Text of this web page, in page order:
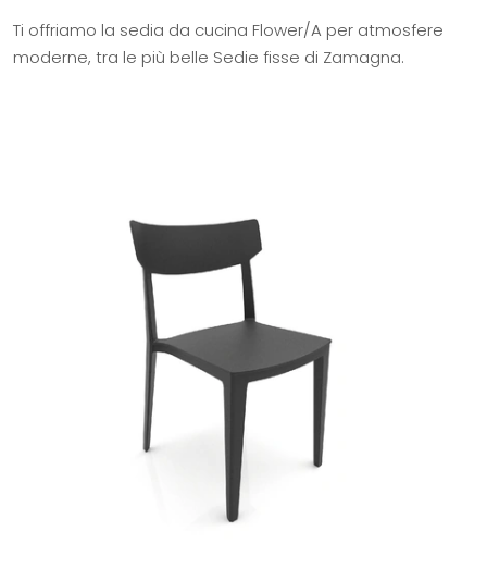
Ti offriamo la sedia da cucina Flower/A per atmosfere
moderne, tra le più belle Sedie fisse di Zamagna.